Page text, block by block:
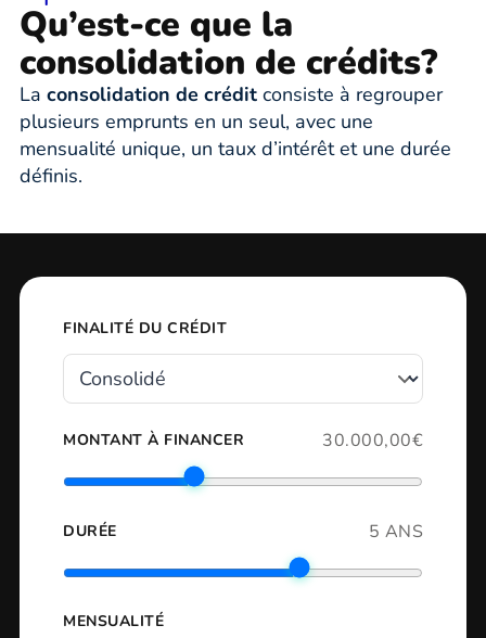
Qu’est-ce que la
consolidation de crédits?
La consolidation de crédit consiste à regrouper
plusieurs emprunts en un seul, avec une
mensualité unique, un taux d’intérêt et une durée
définis.
FINALITÉ DU CRÉDIT
MONTANT À FINANCER 30.000,00€
DURÉE 5 ANS
MENSUALITÉ